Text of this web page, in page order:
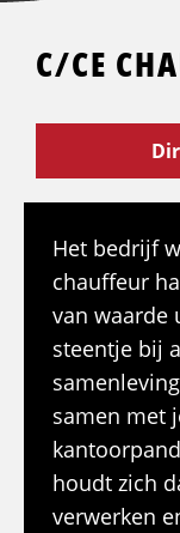
C/CE
Het bedrijf
chauffeur
van waarde
steentje bij
samen met
houdt zich
verwerken